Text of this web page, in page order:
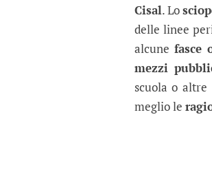
Cisal. Lo
delle linee
alcune fasce
mezzi
scuola o
meglio le